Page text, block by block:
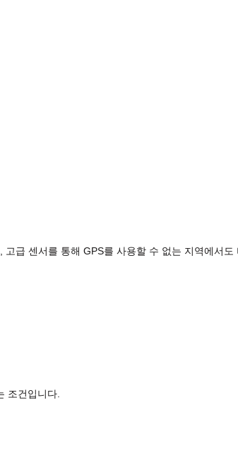
급 센서를 통해 GPS를 사용할 수 없는 지역에서도
조건입니다.